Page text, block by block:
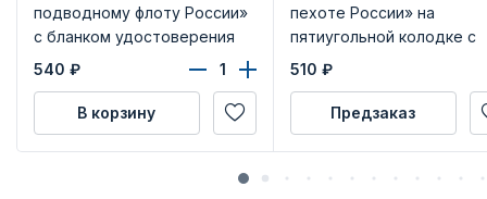
подводному флоту России»
с бланком удостоверения
540 ₽
В корзину
пехоте России» на
пятиугольной колодке с
бланком удостоверения
510 ₽
Предзаказ